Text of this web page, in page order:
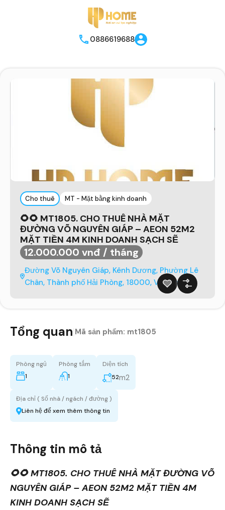
0886619688
Cho thuê MT - Mặt bằng kinh doanh
🌻🌻 MT1805. CHO THUÊ NHÀ MẶT
ĐƯỜNG VÕ NGUYÊN GIÁP – AEON 52M2
MẶT TIỀN 4M KINH DOANH SẠCH SẼ
12.000.000 vnđ / tháng
Đường Võ Nguyên Giáp, Kênh Dương, Phường Lê
Chân, Thành phố Hải Phòng, 18000, Việt Nam
Tổng quan Mã sản phẩm: mt1805
Phòng ngủ
1
Phòng tắm
1
Diện tích
52m2
Địa chỉ ( Số nhà / ngách / đường )
Liên hệ để xem thêm thông tin
Thông tin mô tả
🌻🌻 MT1805. CHO THUÊ NHÀ MẶT ĐƯỜNG VÕ
NGUYÊN GIÁP – AEON 52M2 MẶT TIỀN 4M
KINH DOANH SẠCH SẼ